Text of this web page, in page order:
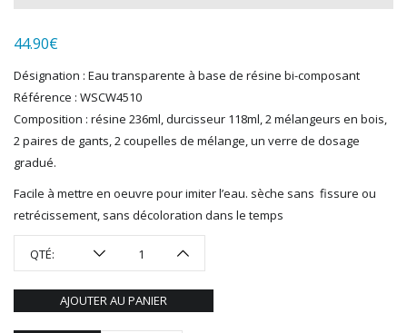
MAKETTE
MARLKIN
MKD
NOREV
NOVATEUR MODELES
PECO
PREISER
PRINCE AUGUST
R37
44.90€
Désignation : Eau transparente à base de résine bi-composant
Référence : WSCW4510
Composition : résine 236ml, durcisseur 118ml, 2 mélangeurs en bois,
2 paires de gants, 2 coupelles de mélange, un verre de dosage
gradué.
Facile à mettre en oeuvre pour imiter l’eau. sèche sans fissure ou
retrécissement, sans décoloration dans le temps
QTÉ:
AJOUTER AU PANIER